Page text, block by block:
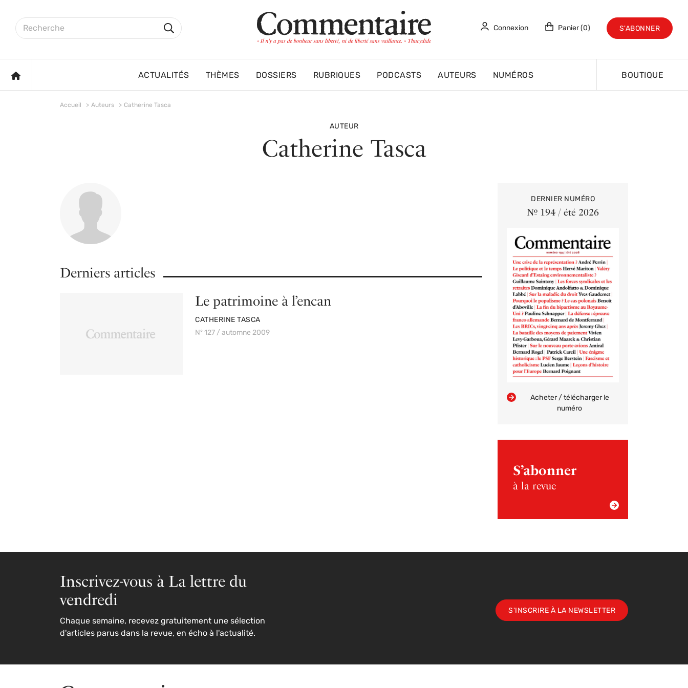
Rechercher sur le site
Rechercher
Connexion Panier (0) S'ABONNER
ACCUEIL ACTUALITÉS THÈMES DOSSIERS RUBRIQUES PODCASTS AUTEURS NUMÉROS BOUTIQUE
Accueil Auteurs Catherine Tasca
AUTEUR
Catherine Tasca
Derniers articles
Le patrimoine à l’encan
PAR
CATHERINE TASCA
Nº 127 / automne 2009
DERNIER NUMÉRO
Nº 194 / été 2026
Acheter / télécharger le
numéro
S’abonner
à la revue
Inscrivez-vous à La lettre du
vendredi
Chaque semaine, recevez gratuitement une sélection
d'articles parus dans la revue, en écho à l'actualité.
S'INSCRIRE À LA NEWSLETTER